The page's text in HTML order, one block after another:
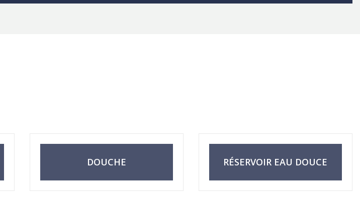
DOUCHE RÉSERVOIR EAU DOUCE